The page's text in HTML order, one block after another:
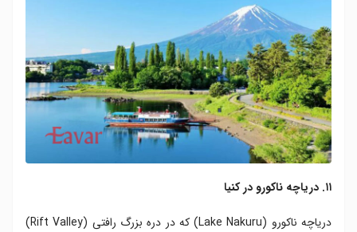
۱۱. دریاچه ناکورو در کنیا
دریاچه ناکورو (Lake Nakuru) که در دره بزرگ رافتی (Rift Valley)